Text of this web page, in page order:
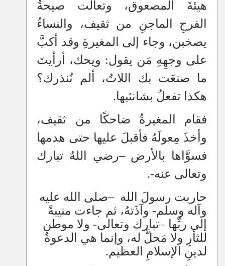
هيئةَ المصعوق، وتعالت صيحةُ
الفرحِ الماجنِ من ثقيف، والنساءُ
يصخبن، وجاء إلى المغيرةِ وقد أكبَّ
على وجهِهِ مَن يقول: ويحك، أرأيتَ
ما صنعَت بك اللاتُ، ألم نُنذرك؟
هكذا تفعلُ بشانئيها.
فقام المغيرةُ ضاحكًا من ثقيف،
وأخذَ مِعولَهُ فأقبلَ عليها حتى هدمها
فسوَّاها بالأرض–رضي اللهُ تبارك
وتعالى عنه-.
حاربت رسولَ الله–صلى الله عليه
وآله وسلم- وآذَتهُ، ثم جاءت منيبةً
إلى ربِّها–تبارك وتعالى- ولا موطن
للثأرِ ولا مَحلَّ له، وإنما هي الدعوةُ
لدينِ الإسلامِ العظيم.